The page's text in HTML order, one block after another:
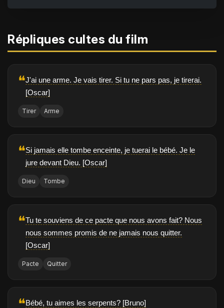
Répliques cultes du film
❝J'ai une arme. Je vais tirer. Si tu ne pars pas, je tirerai.
[Oscar]
Tirer Arme
❝Si jamais elle tombe enceinte, je tuerai le bébé. Je le
jure devant Dieu. [Oscar]
Dieu Tombe
❝Tu te souviens de ce pacte que nous avons fait? Nous
nous sommes promis de ne jamais nous quitter.
[Oscar]
Pacte Quitter
❝Bébé, tu aimes les serpents? [Bruno]